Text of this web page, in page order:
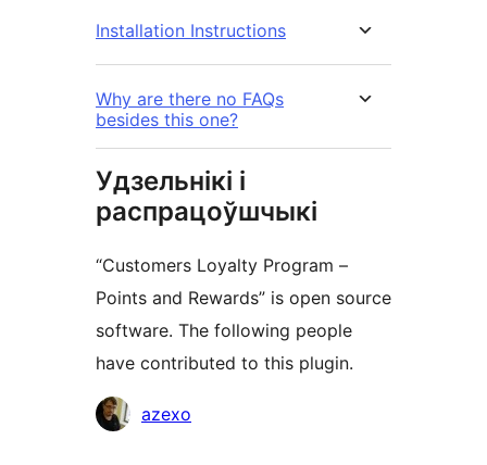
Installation Instructions
Why are there no FAQs
besides this one?
Удзельнікі і
распрацоўшчыкі
“Customers Loyalty Program –
Points and Rewards” is open source
software. The following people
have contributed to this plugin.
Удзельнікі
azexo